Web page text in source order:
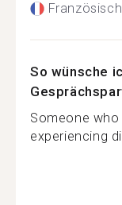
Französisch
So wünsche
Someone
experiencing